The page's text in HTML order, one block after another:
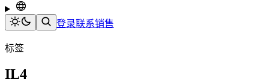
登录联系销售
标签
IL4